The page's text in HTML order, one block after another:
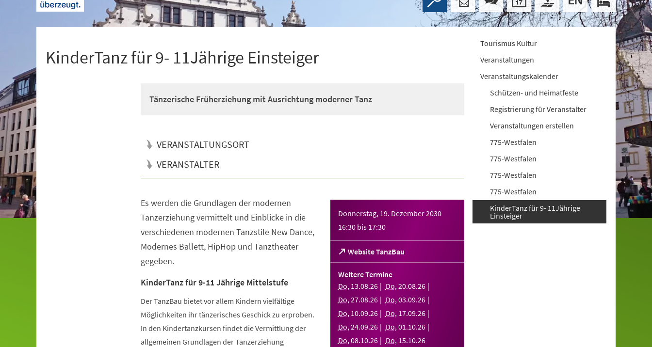
KinderTanz für 9- 11Jährige Einsteiger
Tänzerische Früherziehung mit Ausrichtung moderner Tanz
VERANSTALTUNGSORT
VERANSTALTER
Donnerstag, 19. Dezember 2030
16:30 bis 17:30
Website TanzBau
(Öffnet
in
einem
Tab)
Weitere Termine
Do, 13.08.26 Do,20.08.26
Do,27.08.26 Do,03.09.26
Do, 10.09.26 Do, 17.09.26
Do,24.09.26 Do,01.10.26
Do,08.10.26 Do, 15.10.26
Es werden die Grundlagen der modernen
Tanzerziehung vermittelt und Einblicke in die
verschiedenen modernen Tanzstile New Dance,
Modernes Ballett, HipHop und Tanztheater
gegeben.
KinderTanz für 9-11 Jährige Mittelstufe
Der TanzBau bietet vor allem Kindern vielfältige
Möglichkeiten ihr tänzerisches Geschick zu erproben.
In den Kindertanzkursen findet die Vermittlung der
allgemeinen Grundlagen der Tanzerziehung
Tourismus Kultur
Veranstaltungen
Veranstaltungskalender
Schützen- und Heimatfeste
Registrierung für Veranstalter
Veranstaltungen erstellen
775-Westfalen
775-Westfalen
775-Westfalen
775-Westfalen
KinderTanz für 9- 11Jährige
Einsteiger